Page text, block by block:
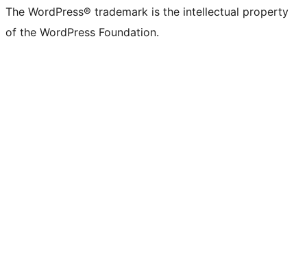
The WordPress® trademark is the intellectual property
of the WordPress Foundation.